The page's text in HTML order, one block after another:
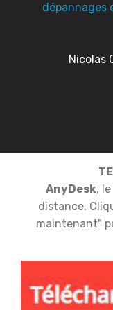
Nicolas
AnyDesk,
distance.
maintenant"